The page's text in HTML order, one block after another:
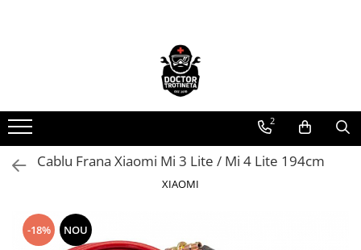
Toate produsele
Piese de schimb
https://www.doctortrotineta.ro/electrica
Acceleratie
Controller
Motoare
2
Cablu Frana Xiaomi Mi 3 Lite / Mi 4 Lite 194cm
XIAOMI
-18% NOU